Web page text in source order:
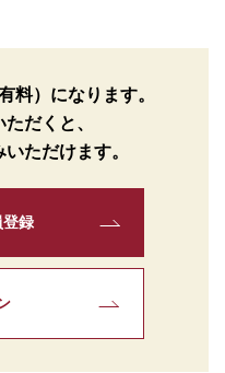
料）になります。
だくと、
ただけます。
登録